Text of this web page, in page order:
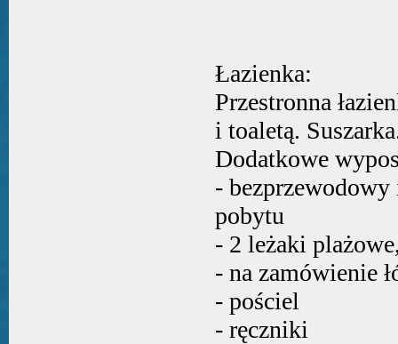
Łazienka:
Przestronna
i toaletą.
Dodatkowe
-
pobytu
- 2 leżaki
- na zamówienie
- pościel
- ręczniki